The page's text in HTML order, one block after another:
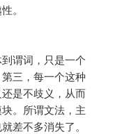
。
谓词，只是一个
三，每一个这种
是不歧义，从而
。所谓文法，主
差不多消失了。